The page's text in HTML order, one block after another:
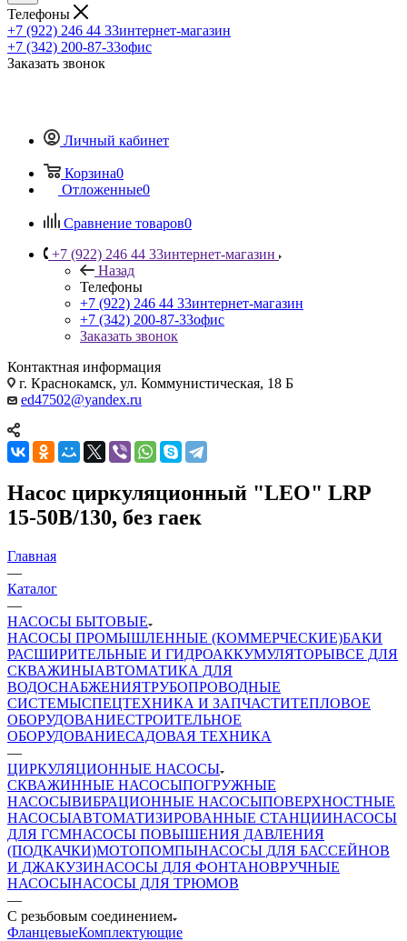
Телефоны
+7 (922) 246 44 33интернет-магазин
+7 (342) 200-87-33офис
Заказать звонок
Личный кабинет
Корзина0
Отложенные0
Сравнение товаров0
+7 (922) 246 44 33интернет-магазин
Назад
Телефоны
+7 (922) 246 44 33интернет-магазин
+7 (342) 200-87-33офис
Заказать звонок
Контактная информация
г. Краснокамск, ул. Коммунистическая, 18 Б
ed47502@yandex.ru
Насос циркуляционный "LEO" LRP
15-50В/130, без гаек
Главная
—
Каталог
—
НАСОСЫ БЫТОВЫЕ
НАСОСЫ ПРОМЫШЛЕННЫЕ (КОММЕРЧЕСКИЕ)БАКИ
РАСШИРИТЕЛЬНЫЕ И ГИДРОАККУМУЛЯТОРЫВСЕ ДЛЯ
СКВАЖИНЫАВТОМАТИКА ДЛЯ
ВОДОСНАБЖЕНИЯТРУБОПРОВОДНЫЕ
СИСТЕМЫСПЕЦТЕХНИКА И ЗАПЧАСТИТЕПЛОВОЕ
ОБОРУДОВАНИЕСТРОИТЕЛЬНОЕ
ОБОРУДОВАНИЕСАДОВАЯ ТЕХНИКА
—
ЦИРКУЛЯЦИОННЫЕ НАСОСЫ
СКВАЖИННЫЕ НАСОСЫПОГРУЖНЫЕ
НАСОСЫВИБРАЦИОННЫЕ НАСОСЫПОВЕРХНОСТНЫЕ
НАСОСЫАВТОМАТИЗИРОВАННЫЕ СТАНЦИИНАСОСЫ
ДЛЯ ГСМНАСОСЫ ПОВЫШЕНИЯ ДАВЛЕНИЯ
(ПОДКАЧКИ)МОТОПОМПЫНАСОСЫ ДЛЯ БАССЕЙНОВ
И ДЖАКУЗИНАСОСЫ ДЛЯ ФОНТАНОВРУЧНЫЕ
НАСОСЫНАСОСЫ ДЛЯ ТРЮМОВ
—
С резьбовым соединением
ФланцевыеКомплектующие